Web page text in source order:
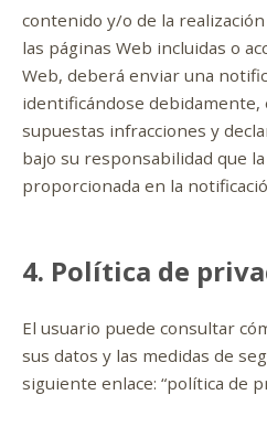
contenido y/o de la
las páginas Web incluidas o
Web, deberá enviar una
identificándose debidamente,
supuestas infracciones y
bajo su responsabilidad que
proporcionada en la
4. Política de
El usuario puede consultar
sus datos y las medidas de
siguiente enlace: “política de